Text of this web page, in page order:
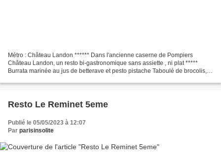
Métro : Château Landon ****** Dans l'ancienne caserne de Pompiers
Château Landon, un resto bi-gastronomique sans assiette , ni plat *****
Burrata marinée au jus de betterave et pesto pistache Taboulé de brocolis,
Resto Le Reminet 5eme
Publié le 05/05/2023 à 12:07
Par parisinsolite